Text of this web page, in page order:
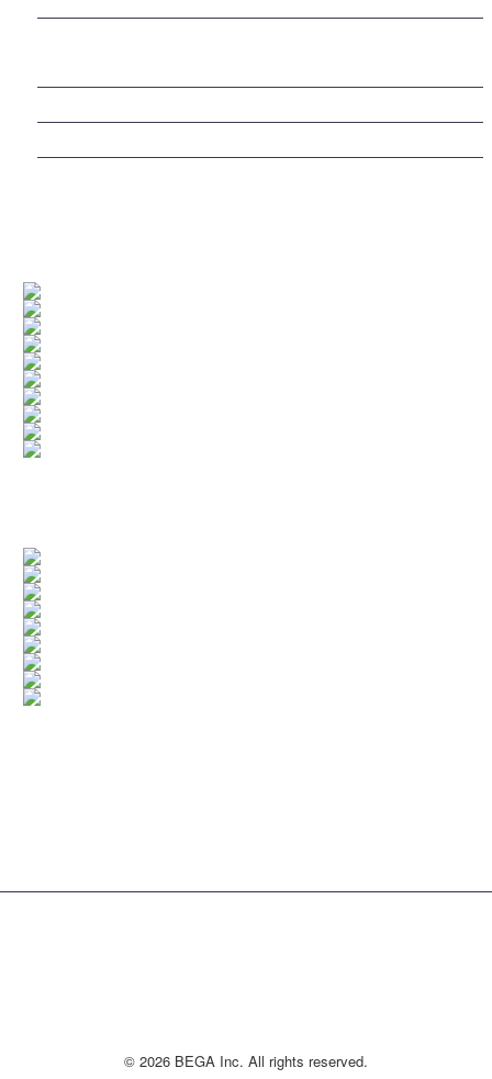
© 2026 BEGA Inc. All rights reserved.